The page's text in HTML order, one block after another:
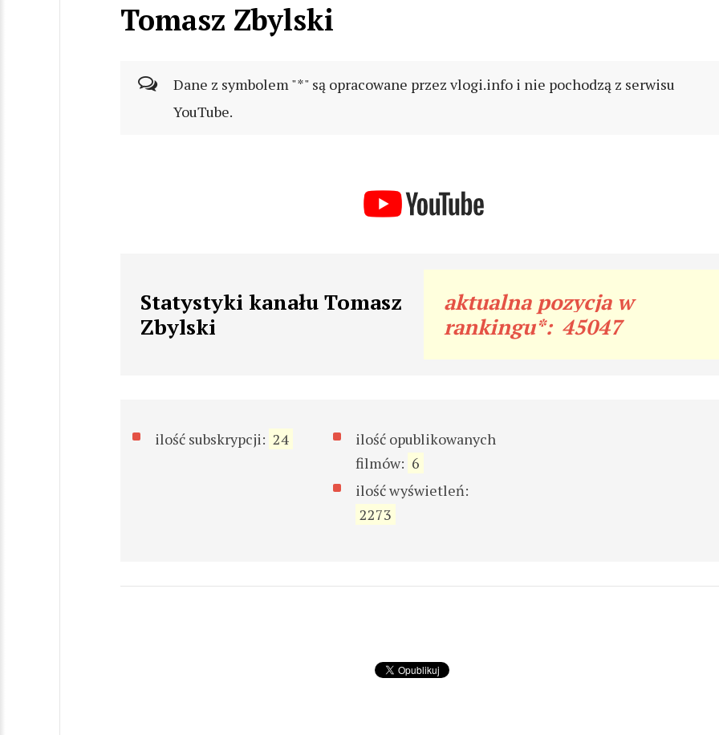
Tomasz Zbylski
Dane z symbolem "*" są opracowane przez vlogi.info i nie pochodzą z serwisu
YouTube.
Statystyki kanału Tomasz
Zbylski
aktualna pozycja w
rankingu*: 45047
ilość subskrypcji: 24
ilość opublikowanych
filmów: 6
ilość wyświetleń:
2273